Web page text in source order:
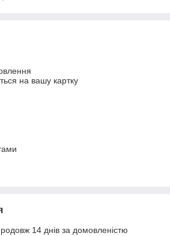
на вашу картку
14 днів за домовленістю